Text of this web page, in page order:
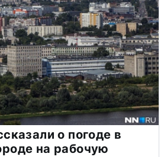
о погоде в
на рабочую